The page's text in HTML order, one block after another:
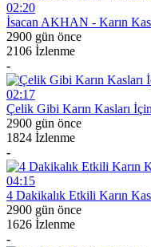
02:20
İsacan AKHAN - Karın
2900 gün önce
2106 İzlenme
-
02:17
Çelik Gibi Karın Kasları
2900 gün önce
1824 İzlenme
-
04:15
4 Dakikalık Etkili Karın
2900 gün önce
1626 İzlenme
-